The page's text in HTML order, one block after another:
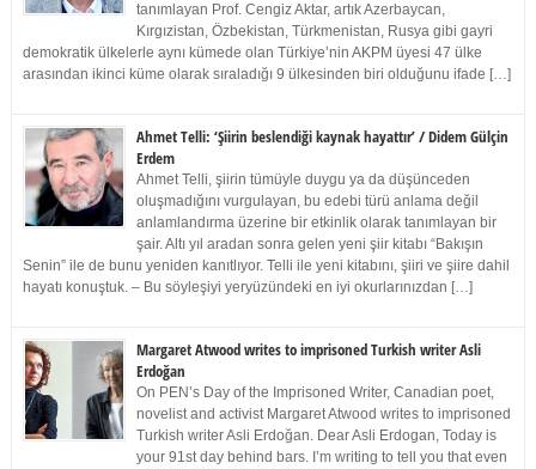
tanımlayan Prof. Cengiz Aktar, artık Azerbaycan,
Kırgızistan, Özbekistan, Türkmenistan, Rusya gibi gayri
demokratik ülkelerle aynı kümede olan Türkiye’nin AKPM üyesi 47 ülke
arasından ikinci küme olarak sıraladığı 9 ülkesinden biri olduğunu ifade […]
Ahmet Telli: ‘Şiirin beslendiği kaynak hayattır’ / Didem Gülçin
Erdem
Ahmet Telli, şiirin tümüyle duygu ya da düşünceden
oluşmadığını vurgulayan, bu edebi türü anlama değil
anlamlandırma üzerine bir etkinlik olarak tanımlayan bir
şair. Altı yıl aradan sonra gelen yeni şiir kitabı “Bakışın
Senin” ile de bunu yeniden kanıtlıyor. Telli ile yeni kitabını, şiiri ve şiire dahil
hayatı konuştuk. – Bu söyleşiyi yeryüzündeki en iyi okurlarınızdan […]
Margaret Atwood writes to imprisoned Turkish writer Asli
Erdoğan
On PEN’s Day of the Imprisoned Writer, Canadian poet,
novelist and activist Margaret Atwood writes to imprisoned
Turkish writer Asli Erdoğan. Dear Asli Erdogan, Today is
your 91st day behind bars. I’m writing to tell you that even